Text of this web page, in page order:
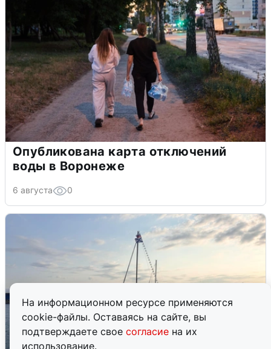
На информационном ресурсе применяются
cookie-файлы. Оставаясь на сайте, вы
подтверждаете свое согласие на их
использование.
Опубликована карта отключений
воды в Воронеже
6 августа 0